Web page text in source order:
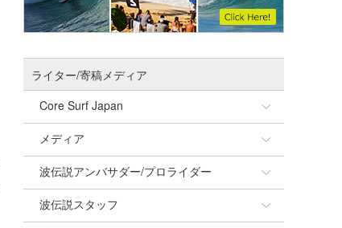
ライター/寄稿メディア
Core Surf Japan
Naoya Kimoto
mitsuteru Kamio
Yasunari Inoue
メディア
SURFMEDIA
Colors MAGAZINE
波伝説アンバサダー/プロライダー
福島寿実子
波伝説スタッフ